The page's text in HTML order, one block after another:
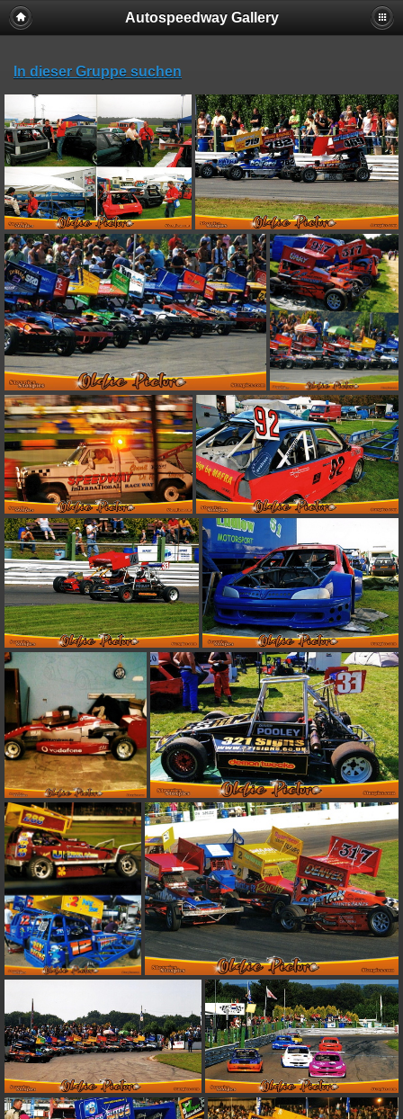
Autospeedway Gallery
In dieser Gruppe suchen